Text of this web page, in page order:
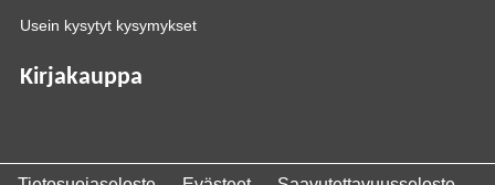
Usein kysytyt kysymykset
Kirjakauppa